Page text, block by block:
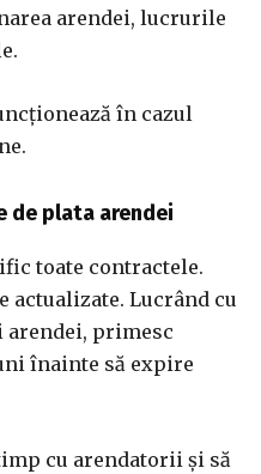
arendei, lucrurile
în cazul
de plata arendei
toate contractele.
actualizate. Lucrând cu
primesc
înainte să expire
cu arendatorii și să